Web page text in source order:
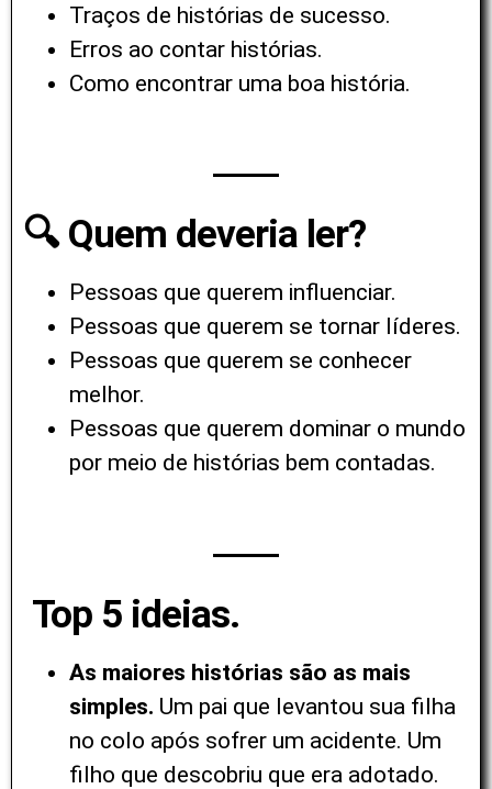
Traços de histórias de sucesso.
Erros ao contar histórias.
Como encontrar uma boa história.
🔍 Quem deveria ler?
Pessoas que querem influenciar.
Pessoas que querem se tornar líderes.
Pessoas que querem se conhecer
melhor.
Pessoas que querem dominar o mundo
por meio de histórias bem contadas.
Top 5 ideias.
As maiores histórias são as mais
simples. Um pai que levantou sua filha
no colo após sofrer um acidente. Um
filho que descobriu que era adotado.